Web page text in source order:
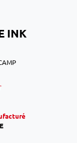
INK